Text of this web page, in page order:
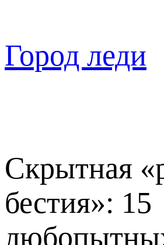
содержимому
Город леди
Скрытная
бестия»: 15